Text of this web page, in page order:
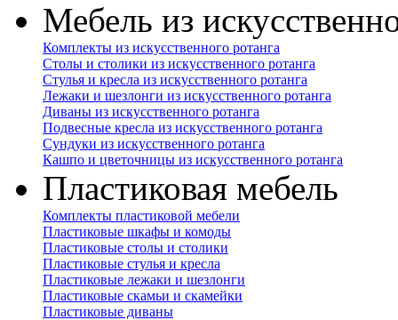
Мебель из
Комплекты из искусственного ротанга
Столы и столики из искусственного ротанга
Стулья и кресла из искусственного ротанга
Лежаки и шезлонги из искусственного ротанга
Диваны из искусственного ротанга
Подвесные кресла из искусственного ротанга
Сундуки из искусственного ротанга
Кашпо и цветочницы из искусственного ротанга
Пластиковая мебель
Комплекты пластиковой мебели
Пластиковые шкафы и комоды
Пластиковые столы и столики
Пластиковые стулья и кресла
Пластиковые лежаки и шезлонги
Пластиковые скамьи и скамейки
Пластиковые диваны